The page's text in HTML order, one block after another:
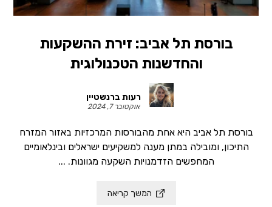
בורסת תל אביב: זירת ההשקעות
והחדשנות הטכנולוגית
רעות ברנשטיין
אוקטובר 7, 2024
בורסת תל אביב היא אחת מהבורסות המרכזיות באזור המזרח
התיכון, ומובילה במתן מענה למשקיעים ישראלים ובינלאומיים
המחפשים הזדמנויות השקעה מגוונות. ...
המשך קריאה